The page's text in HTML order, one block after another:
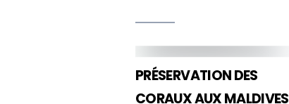
PRÉSERVATION DES
CORAUX AUX MALDIVES